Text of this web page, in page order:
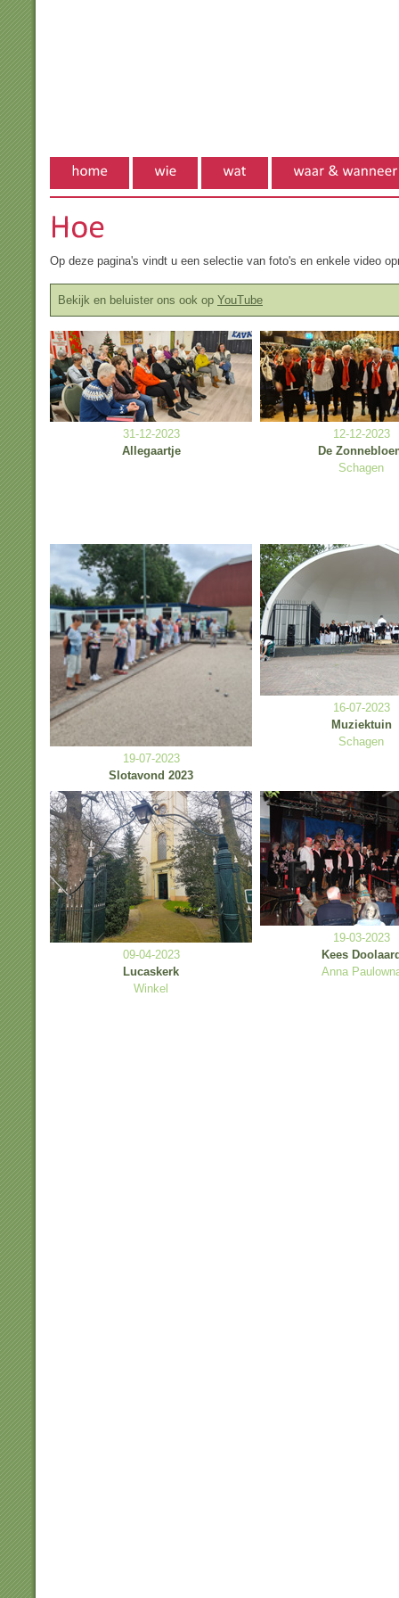
Op deze pagina's vindt u een selectie van foto's en enkele video
Bekijk en beluister ons ook op YouTube
31-12-2023
Allegaartje
12-12-2023
De
Schagen
19-07-2023
Slotavond 2023
16-07-2023
Muziektuin
Schagen
09-04-2023
Lucaskerk
Winkel
19-03-2023
Kees
Anna